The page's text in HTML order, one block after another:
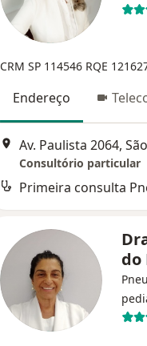
CRM SP 114546 RQE
Endereço
Av. Paulista 2064,
Consultório particular
Primeira consulta
do